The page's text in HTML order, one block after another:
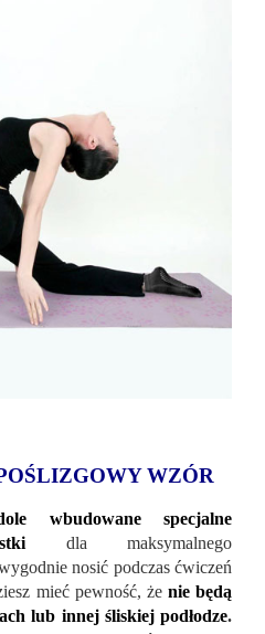
WZÓR
wbudowane specjalne
dla maksymalnego
nosić podczas ćwiczeń
mieć pewność, że nie będą
lub innej śliskiej podłodze.